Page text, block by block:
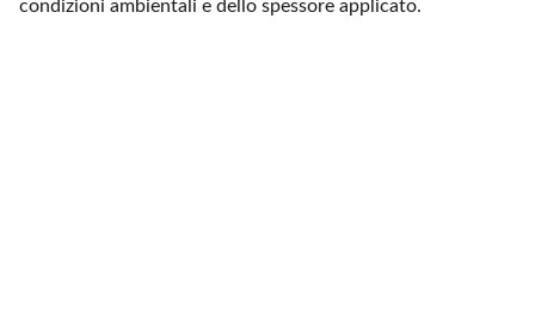
condizioni ambientali e dello spessore applicato.